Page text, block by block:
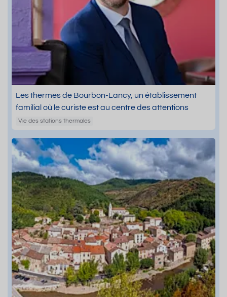
Les thermes de Bourbon-Lancy, un établissement
familial où le curiste est au centre des attentions
Vie des stations thermales